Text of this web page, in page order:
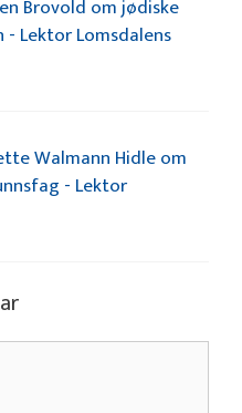
Brovold om jødiske
Lektor Lomsdalens
Walmann Hidle om
- Lektor